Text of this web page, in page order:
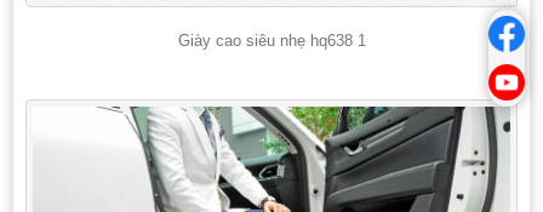
Giày cao siêu nhẹ hq638 1